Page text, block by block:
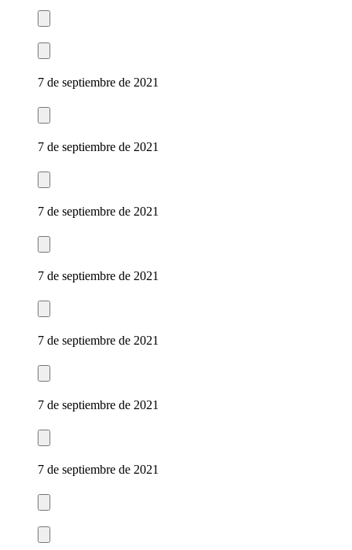
7 de septiembre de 2021
7 de septiembre de 2021
7 de septiembre de 2021
7 de septiembre de 2021
7 de septiembre de 2021
7 de septiembre de 2021
7 de septiembre de 2021